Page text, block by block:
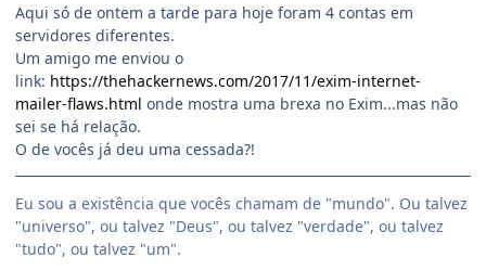
Aqui só de ontem a tarde para hoje foram 4 contas em
servidores diferentes.
Um amigo me enviou o
link: https://thehackernews.com/2017/11/exim-internet-
mailer-flaws.html onde mostra uma brexa no Exim...mas não
sei se há relação.
O de vocês já deu uma cessada?!
Eu sou a existência que vocês chamam de "mundo". Ou talvez
"universo", ou talvez "Deus", ou talvez "verdade", ou talvez
"tudo", ou talvez "um".